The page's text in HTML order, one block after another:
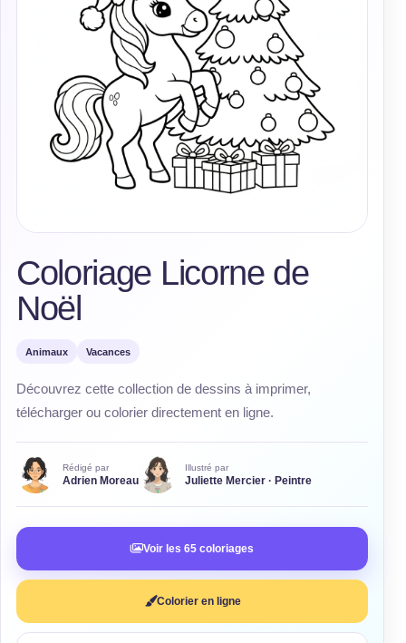
Coloriage Licorne de
Noël
Animaux Vacances
Découvrez cette collection de dessins à imprimer,
télécharger ou colorier directement en ligne.
Rédigé par
Adrien Moreau
Illustré par
Juliette Mercier · Peintre
Voir les 65 coloriages
Colorier en ligne